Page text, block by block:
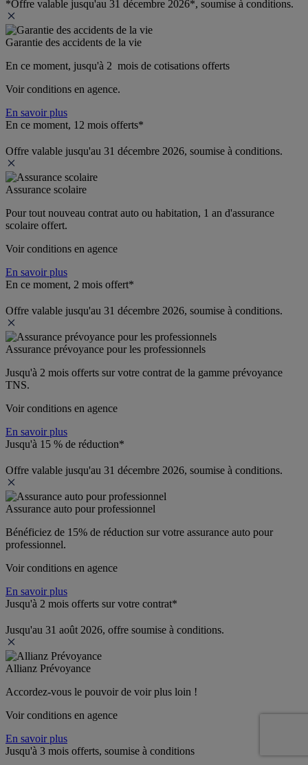
*Offre valable jusqu'au 31 décembre 2026*, soumise à conditions.
Garantie des accidents de la vie
En ce moment, jusqu'à 2  mois de cotisations offerts
Voir conditions en agence.
En savoir plus
En ce moment, 12 mois offerts*
Offre valable jusqu'au 31 décembre 2026, soumise à conditions.
Assurance scolaire
Pour tout nouveau contrat auto ou habitation, 1 an d'assurance
scolaire offert.
Voir conditions en agence
En savoir plus
En ce moment, 2 mois offert*
Offre valable jusqu'au 31 décembre 2026, soumise à conditions.
Assurance prévoyance pour les professionnels
Jusqu'à 2 mois offerts sur votre contrat de la gamme prévoyance
TNS.
Voir conditions en agence
En savoir plus
Jusqu'à 15 % de réduction*
Offre valable jusqu'au 31 décembre 2026, soumise à conditions.
Assurance auto pour professionnel
Bénéficiez de 15% de réduction sur votre assurance auto pour
professionnel.
Voir conditions en agence
En savoir plus
Jusqu'à 2 mois offerts sur votre contrat*
Jusqu'au 31 août 2026, offre soumise à conditions.
Allianz Prévoyance
Accordez-vous le pouvoir de voir plus loin !
Voir conditions en agence
En savoir plus
Jusqu'à 3 mois offerts, soumise à conditions